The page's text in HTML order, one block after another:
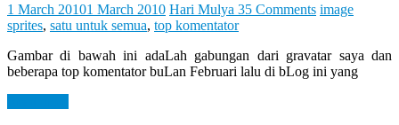
You
Feel
It
1 March 20101 March 2010 Hari Mulya 35 Comments image
sprites, satu untuk semua, top komentator
Gambar di bawah ini adaLah gabungan dari gravatar saya dan
beberapa top komentator buLan Februari lalu di bLog ini yang